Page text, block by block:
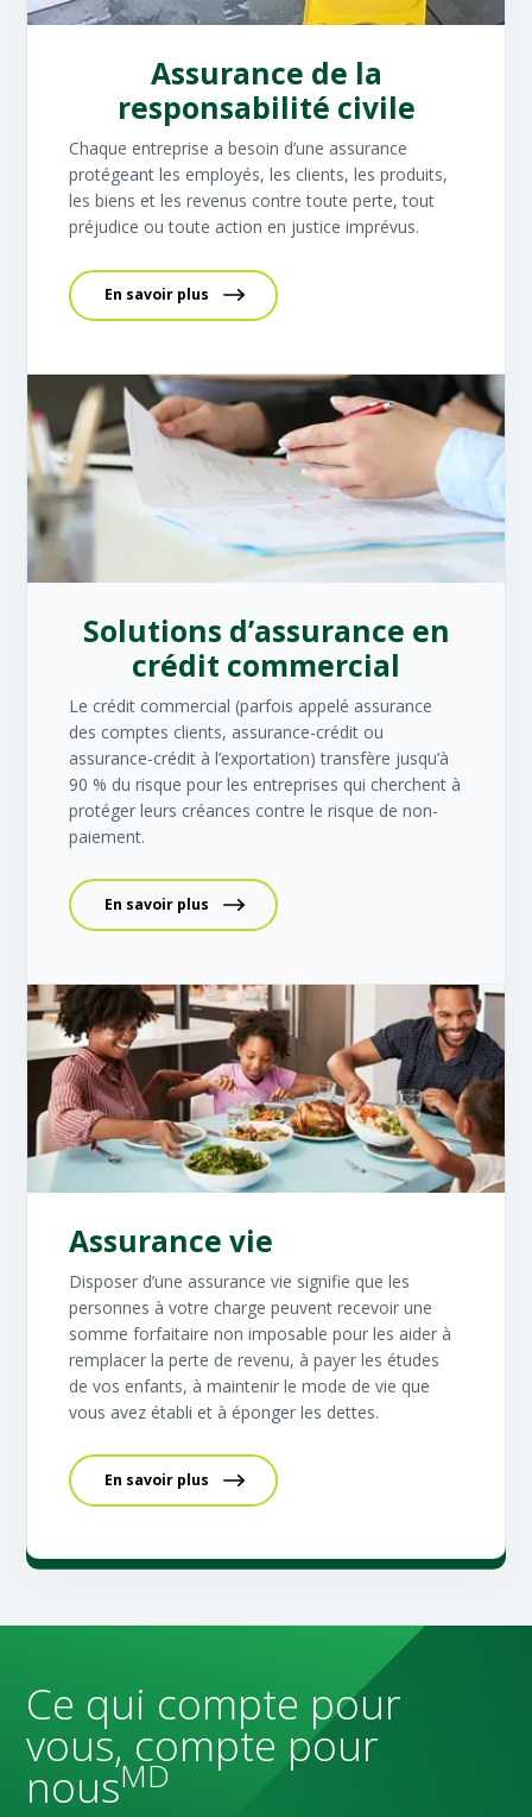
Assurance de la
responsabilité civile
Chaque entreprise a besoin d’une assurance
protégeant les employés, les clients, les produits,
les biens et les revenus contre toute perte, tout
préjudice ou toute action en justice imprévus.
En savoir plus
Solutions d’assurance en
crédit commercial
Le crédit commercial (parfois appelé assurance
des comptes clients, assurance-crédit ou
assurance-crédit à l’exportation) transfère jusqu’à
90 % du risque pour les entreprises qui cherchent à
protéger leurs créances contre le risque de non-
paiement.
En savoir plus
Assurance vie
Disposer d’une assurance vie signifie que les
personnes à votre charge peuvent recevoir une
somme forfaitaire non imposable pour les aider à
remplacer la perte de revenu, à payer les études
de vos enfants, à maintenir le mode de vie que
vous avez établi et à éponger les dettes.
En savoir plus
Ce qui compte pour
vous, compte pour
nousMD